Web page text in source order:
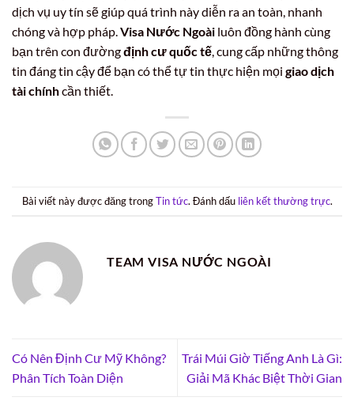
dịch vụ uy tín sẽ giúp quá trình này diễn ra an toàn, nhanh
chóng và hợp pháp. Visa Nước Ngoài luôn đồng hành cùng
bạn trên con đườngđịnh cư quốc tế , cung cấp những thông
tin đáng tin cậy để bạn có thể tự tin thực hiện mọi giao dịch
tài chínhcần thiết.
Bài viết này được đăng trongTin tức. Đánh dấu liên kết thường trực.
TEAM VISA NƯỚC NGOÀI
Có Nên Định Cư Mỹ Không?
Phân Tích Toàn Diện
Trái Múi Giờ Tiếng Anh Là Gì:
Giải Mã Khác Biệt Thời Gian